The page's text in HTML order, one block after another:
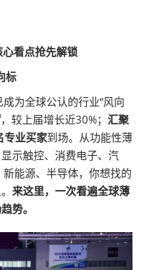
看点抢先解锁
标
为全球公认的行业“风向
，较上届增长近30%； 汇聚
专业买家到场。从功能性薄
示触控、消费电子、汽
能源、半导体，你想找的
来这里，一次看遍全球薄
势。